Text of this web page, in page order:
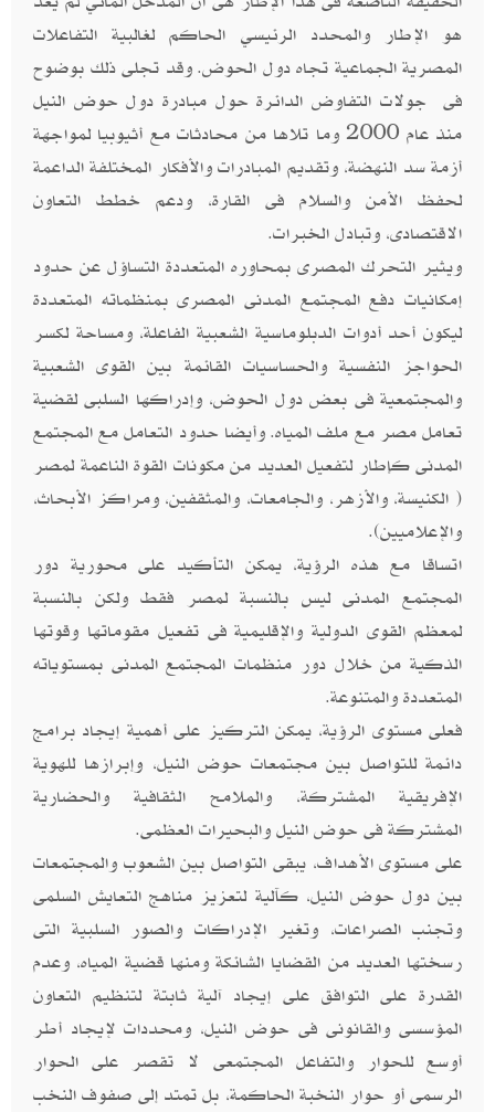
هو الإطار والمحدد الرئيسي الحاكم لغالبية التفاعلات
المصرية الجماعية تجاه دول الحوض. وقد تجلى ذلك بوضوح
فى جولات التفاوض الدائرة حول مبادرة دول حوض النيل
منذ عام 2000 وما تلاها من محادثات مع أثيوبيا لمواجهة
أزمة سد النهضة، وتقديم المبادرات والأفكار المختلفة الداعمة
لحفظ الأمن والسلام فى القارة، ودعم خطط التعاون
الاقتصادى، وتبادل الخبرات.
ويثير التحرك المصرى بمحاوره المتعددة التساؤل عن حدود
إمكانيات دفع المجتمع المدنى المصرى بمنظماته المتعددة
ليكون أحد أدوات الدبلوماسية الشعبية الفاعلة، ومساحة لكسر
الحواجز النفسية والحساسيات القائمة بين القوى الشعبية
والمجتمعية فى بعض دول الحوض، وإدراكها السلبى لقضية
تعامل مصر مع ملف المياه. وأيضا حدود التعامل مع المجتمع
المدنى كإطار لتفعيل العديد من مكونات القوة الناعمة لمصر
( الكنيسة، والأزهر، والجامعات، والمثقفين، ومراكز الأبحاث،
والإعلاميين).
اتساقا مع هذه الرؤية، يمكن التأكيد على محورية دور
المجتمع المدنى ليس بالنسبة لمصر فقط ولكن بالنسبة
لمعظم القوى الدولية والإقليمية فى تفعيل مقوماتها وقوتها
الذكية من خلال دور منظمات المجتمع المدنى بمستوياته
المتعددة والمتنوعة.
فعلى مستوى الرؤية، يمكن التركيز على أهمية إيجاد برامج
دائمة للتواصل بين مجتمعات حوض النيل، وإبرازها للهوية
الإفريقية المشتركة، والملامح الثقافية والحضارية
المشتركة فى حوض النيل والبحيرات العظمى.
على مستوى الأهداف، يبقى التواصل بين الشعوب والمجتمعات
بين دول حوض النيل، كآلية لتعزيز مناهج التعايش السلمى
وتجنب الصراعات، وتغير الإدراكات والصور السلبية التى
رسختها العديد من القضايا الشائكة ومنها قضية المياه، وعدم
القدرة على التوافق على إيجاد آلية ثابتة لتنظيم التعاون
المؤسسى والقانونى فى حوض النيل، ومحددات لإيجاد أطر
أوسع للحوار والتفاعل المجتمعى لا تقصر على الحوار
الرسمى أو حوار النخبة الحاكمة، بل تمتد إلى صفوف النخب